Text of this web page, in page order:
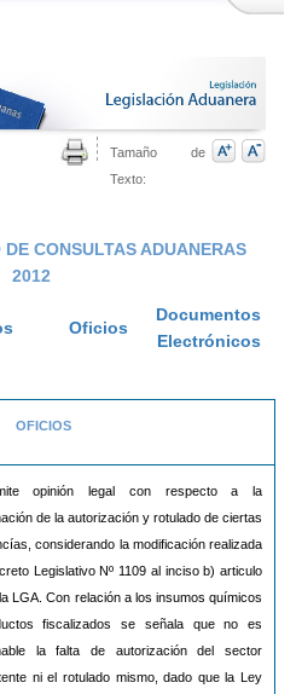
Tamaño de
Texto:
CONSULTAS ADUANERAS
2012
Oficios
Documentos
Electrónicos
OFICIOS
opinión legal con respecto a la
de la autorización y rotulado de ciertas
considerando la modificación realizada
Legislativo Nº 1109 al inciso b) articulo
LGA. Con relación a los insumos químicos
fiscalizados se señala que no es
la falta de autorización del sector
ni el rotulado mismo, dado que la Ley